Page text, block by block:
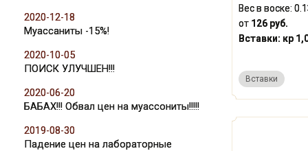
Вес в воске:
от 126 руб.
Вставки: кр
Вставки
2020-12-18
Муассаниты -15%!
2020-10-05
ПОИСК УЛУЧШЕН!!!
2020-06-20
БАБАХ!!! Обвал цен на муассониты!!!!!
2019-08-30
Падение цен на лабораторные